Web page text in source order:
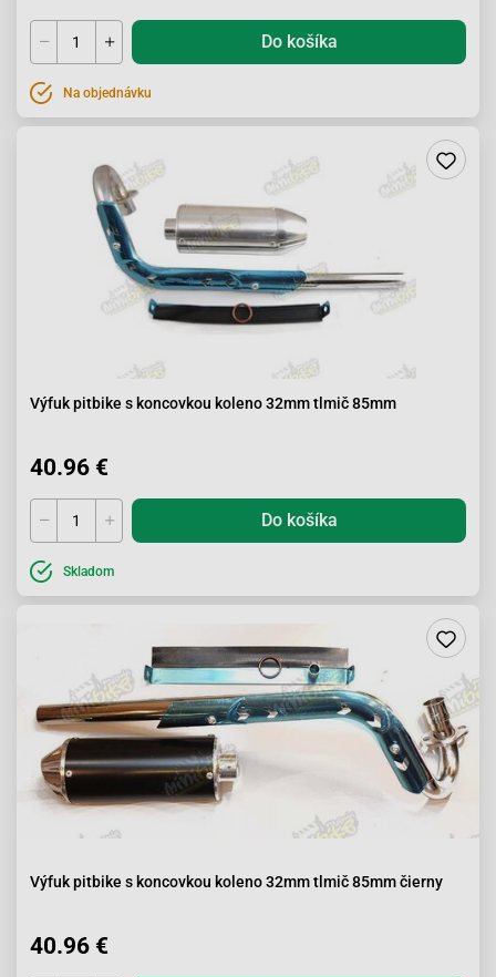
Do košíka
Na objednávku
Výfuk pitbike s koncovkou koleno 32mm tlmič 85mm
40.96 €
Do košíka
Skladom
Výfuk pitbike s koncovkou koleno 32mm tlmič 85mm čierny
40.96 €